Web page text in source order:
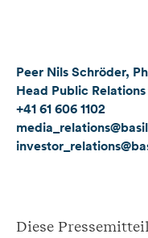
Peer Nils Schröder,
Head Public
+41 61 606 1102
Diese